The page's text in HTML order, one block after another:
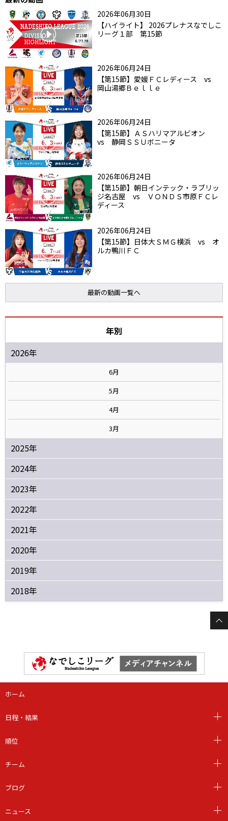
2026年06月30日
【ハイライト】 2026プレナスなでしこ
リーグ１部 第15節
2026年06月24日
【第15節】愛媛ＦＣレディース vs
岡山湯郷Ｂｅｌｌｅ
2026年06月24日
【第15節】ＡＳハリマアルビオン
vs 静岡ＳＳＵボニータ
2026年06月24日
【第15節】朝日インテック・ラブリッ
ジ名古屋 vs ＶＯＮＤＳ市原ＦＣレ
ディース
2026年06月24日
【第15節】日体大ＳＭＧ横浜 vs オ
ルカ鴨川ＦＣ
最新の動画一覧へ
年別
2026年
6月
5月
4月
3月
2025年
2024年
2023年
2022年
2021年
2020年
2019年
2018年
ホーム
日程・結果
順位
チーム
ブログ
ニュース